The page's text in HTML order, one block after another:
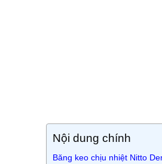
Nội dung chính
Băng keo chịu nhiệt Nitto